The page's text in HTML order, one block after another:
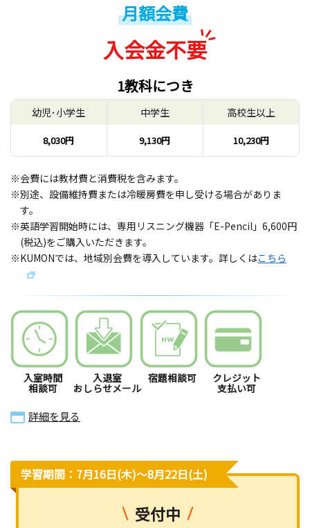
月額会費
入会金不要
1教科につき
幼児･小学生
8,030円
中学生
9,130円
高校生以上
10,230円
※会費には教材費と消費税を含みます。
※別途、設備維持費または冷暖房費を申し受ける場合がありま
す。
※英語学習開始時には、専用リスニング機器「E-Pencil」6,600円
(税込)をご購入いただきます。
※KUMONでは、地域別会費を導入しています。詳しくはこちら
入室時間
相談可
入退室
おしらせメール
宿題相談可 クレジット
支払い可
詳細を見る
学習期間：7月16日(木)〜8月22日(土)
受付中